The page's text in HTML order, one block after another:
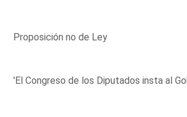
Proposición no de Ley
'El Congreso de los Diputados insta al